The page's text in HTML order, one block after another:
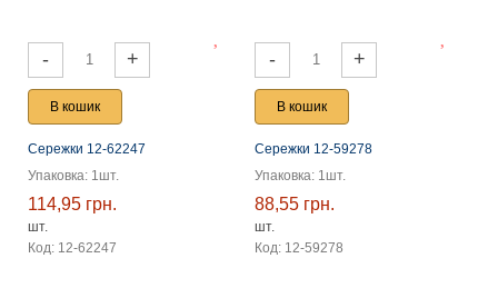
- +
В кошик
Сережки 12-62247
Упаковка: 1шт.
114,95 грн.
шт.
Код: 12-62247
- +
В кошик
Сережки 12-59278
Упаковка: 1шт.
88,55 грн.
шт.
Код: 12-59278